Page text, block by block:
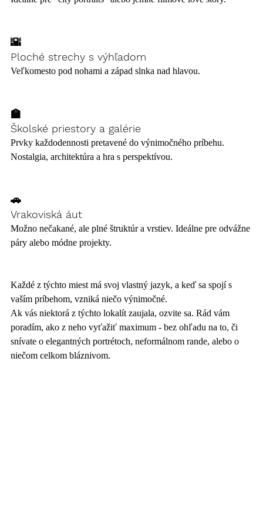
🌇
Ploché strechy s výhľadom
Veľkomesto pod nohami a západ slnka nad hlavou.
🏫
Školské priestory a galérie
Prvky každodennosti pretavené do výnimočného príbehu.
Nostalgia, architektúra a hra s perspektívou.
🚗
Vrakoviská áut
Možno nečakané, ale plné štruktúr a vrstiev. Ideálne pre odvážne
páry alebo módne projekty.
Každé z týchto miest má svoj vlastný jazyk, a keď sa spojí s
vaším príbehom, vzniká niečo výnimočné.
Ak vás niektorá z týchto lokalít zaujala, ozvite sa. Rád vám
poradím, ako z neho vyťažiť maximum - bez ohľadu na to, či
snívate o elegantných portrétoch, neformálnom rande, alebo o
niečom celkom bláznivom.